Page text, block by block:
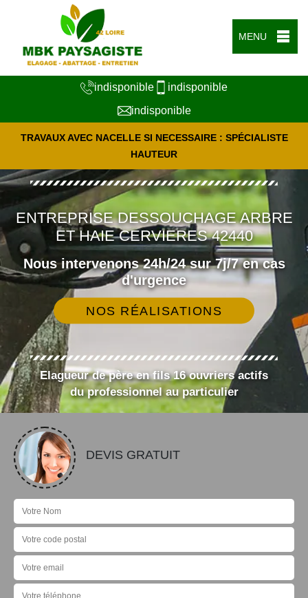
MENU
indisponible
indisponible
indisponible
TRAVAUX AVEC NACELLE SI NECESSAIRE : SPÉCIALISTE
HAUTEUR
ENTREPRISE DESSOUCHAGE ARBRE
ET HAIE CERVIERES 42440
Nous intervenons 24h/24 sur 7j/7 en cas
d'urgence
NOS RÉALISATIONS
Elagueur de père en fils 16 ouvriers actifs
du professionnel au particulier
DEVIS GRATUIT